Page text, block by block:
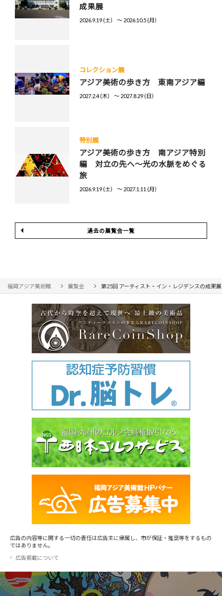
成果展
2026.9.19 (土） 〜 2026.10.5 (月）
コレクション展
アジア美術の歩き方 東南アジア編
2027.2.4 (木） 〜 2027.8.29 (日）
特別展
アジア美術の歩き方 南アジア特別
編 対立の先へ～光の水脈をめぐる
旅
2026.9.19 (土） 〜 2027.1.11 (月）
過去の展覧会一覧
福岡アジア美術館 展覧会 第25回 アーティスト・イン・レジデンスの成果
広告の内容等に関する一切の責任は広告主に帰属し、市が保証・推奨等をするもの
ではありません。
広告掲載について